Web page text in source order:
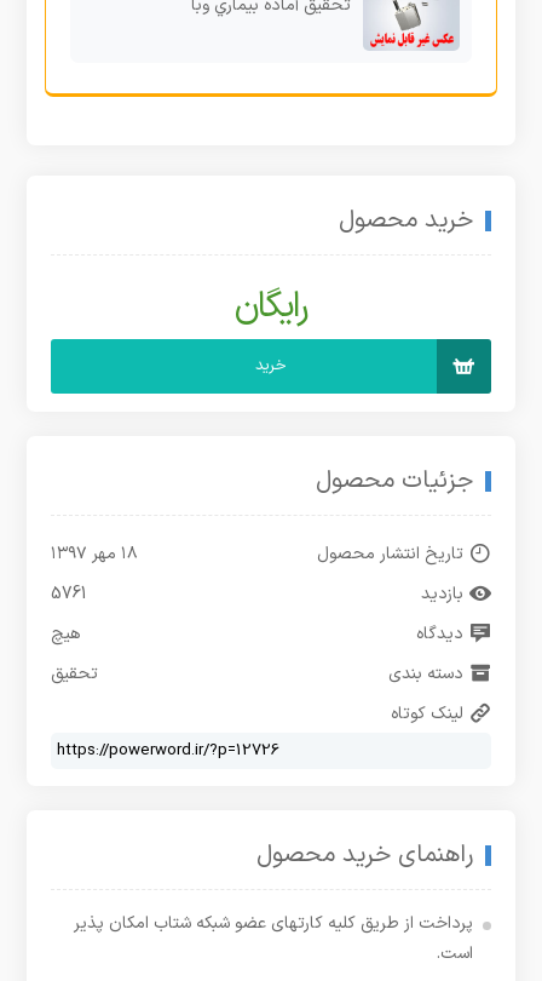
تحقیق آماده بیماري وبا
خرید محصول
رایگان
خرید
جزئیات محصول
تاریخ انتشار محصول
۱۸ مهر ۱۳۹۷
بازدید
5761
دیدگاه
هیچ
دسته بندی
تحقیق
لینک کوتاه
راهنمای خرید محصول
پرداخت از طریق کلیه کارتهای عضو شبکه شتاب امکان پذیر
است.